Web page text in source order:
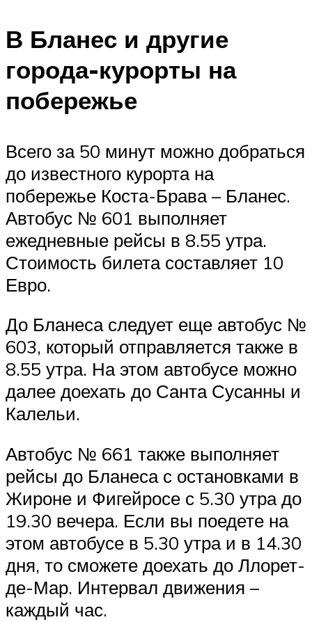
В Бланес и другие
города-курорты на
побережье
Всего за 50 минут можно добраться
до известного курорта на
побережье Коста-Брава – Бланес.
Автобус № 601 выполняет
ежедневные рейсы в 8.55 утра.
Стоимость билета составляет 10
Евро.
До Бланеса следует еще автобус №
603, который отправляется также в
8.55 утра. На этом автобусе можно
далее доехать до Санта Сусанны и
Калельи.
Автобус № 661 также выполняет
рейсы до Бланеса с остановками в
Жироне и Фигейросе с 5.30 утра до
19.30 вечера. Если вы поедете на
этом автобусе в 5.30 утра и в 14.30
дня, то сможете доехать до Ллорет-
де-Мар. Интервал движения –
каждый час.